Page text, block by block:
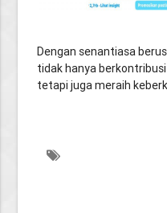
Dengan senantiasa
tidak hanya
tetapi juga meraih